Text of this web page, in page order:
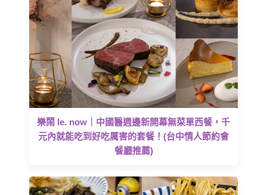
樂鬧 le. now｜中國醫週邊新開幕無菜單西餐，千
元內就能吃到好吃厲害的套餐！(台中情人節約會
餐廳推薦)